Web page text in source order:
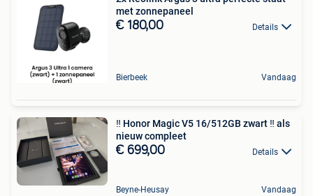
met zonnepaneel
€ 180,00 Details
Bierbeek Vandaag
‼️ Honor Magic V5 16/512GB zwart ‼️ als
nieuw compleet
€ 699,00 Details
Beyne-Heusay Vandaag